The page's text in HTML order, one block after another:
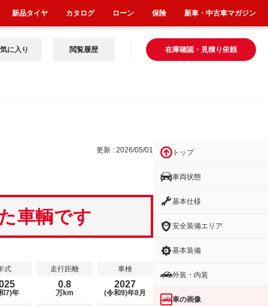
在庫確認・見積り依頼
に入り 閲覧履歴
更新 : 2026/05/01
車輌です
式
7)年
走行距離
0.8
万km
車検
2027
(令和9)年8月
トップ
車両状態
基本仕様
安全装備エリア
基本装備
外装・内装
車の画像
新品タイヤ カタログ ローン 保険 新車・中古車マガジン